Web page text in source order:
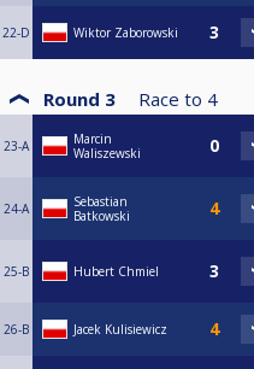
22-D Wiktor Zaborowski
Round 3 Race to 4
23-A
Marcin
Waliszewski
24-A
Sebastian
Batkowski
25-B Hubert Chmiel
26-B Jacek Kulisiewicz